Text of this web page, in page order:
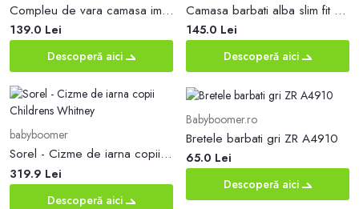
Compleu de vara camasa imprimeu + pantaloni 13080
139.0 Lei
Descoperă aici
Camasa barbati alba slim fit pentru evenimente B5738 12-3
145.0 Lei
Descoperă aici
babyboomer
Sorel - Cizme de iarna copii Childrens Whitney
319.9 Lei
Descoperă aici
Babyboomer.ro
Bretele barbati gri ZR A4910
65.0 Lei
Descoperă aici